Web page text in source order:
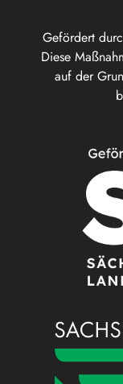
Gefördert
Diese
auf der